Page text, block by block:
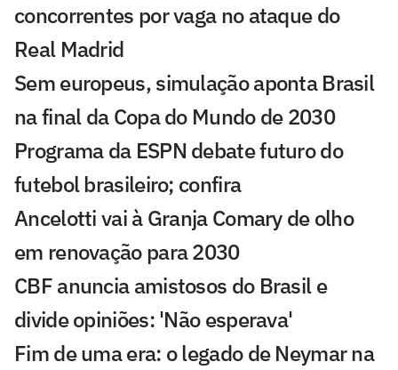
concorrentes por vaga no ataque do
Real Madrid
Sem europeus, simulação aponta Brasil
na final da Copa do Mundo de 2030
Programa da ESPN debate futuro do
futebol brasileiro; confira
Ancelotti vai à Granja Comary de olho
em renovação para 2030
CBF anuncia amistosos do Brasil e
divide opiniões: 'Não esperava'
Fim de uma era: o legado de Neymar na